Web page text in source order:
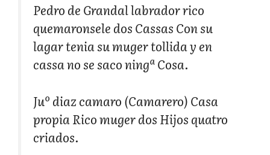
Pedro de Grandal labrador rico
quemaronsele dos Cassas Con su
lagar tenia su muger tollida y en
cassa no se saco ningª Cosa.
Juº diaz camaro (Camarero) Casa
propia Rico muger dos Hijos quatro
criados.